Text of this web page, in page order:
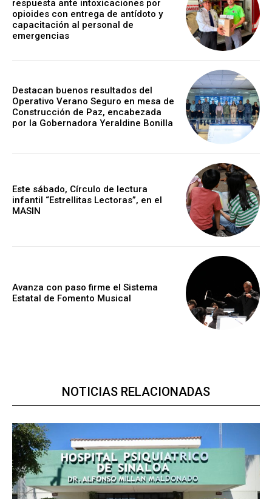
respuesta ante intoxicaciones por
opioides con entrega de antídoto y
capacitación al personal de
emergencias
Destacan buenos resultados del
Operativo Verano Seguro en mesa de
Construcción de Paz, encabezada
por la Gobernadora Yeraldine Bonilla
Este sábado, Círculo de lectura
infantil “Estrellitas Lectoras”, en el
MASIN
Avanza con paso firme el Sistema
Estatal de Fomento Musical
NOTICIAS RELACIONADAS